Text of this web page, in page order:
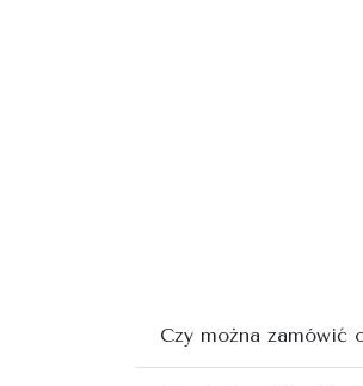
Czy można zamówić